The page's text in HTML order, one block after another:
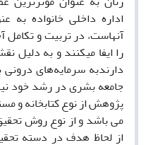
اداره داخلی خانواده به
آنهاست، در تربیت و
را ایفا میکنند و به
دارندبه سرمایه‌های
جامعه بشری در رشد خود
پژوهش از نوع کتابخانه و
می باشد و از نوع روش
از لحاظ هدف در دسته